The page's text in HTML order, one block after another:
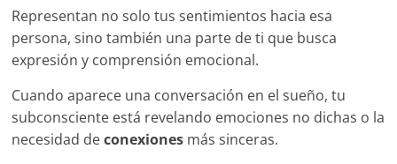
Representan no solo tus sentimientos hacia esa
persona, sino también una parte de ti que busca
expresión y comprensión emocional.
Cuando aparece una conversación en el sueño, tu
subconsciente está revelando emociones no dichas o la
necesidad deconexiones más sinceras.